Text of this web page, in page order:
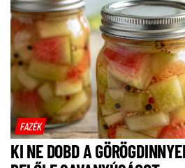
FAZÉK
KI NE DOBD A